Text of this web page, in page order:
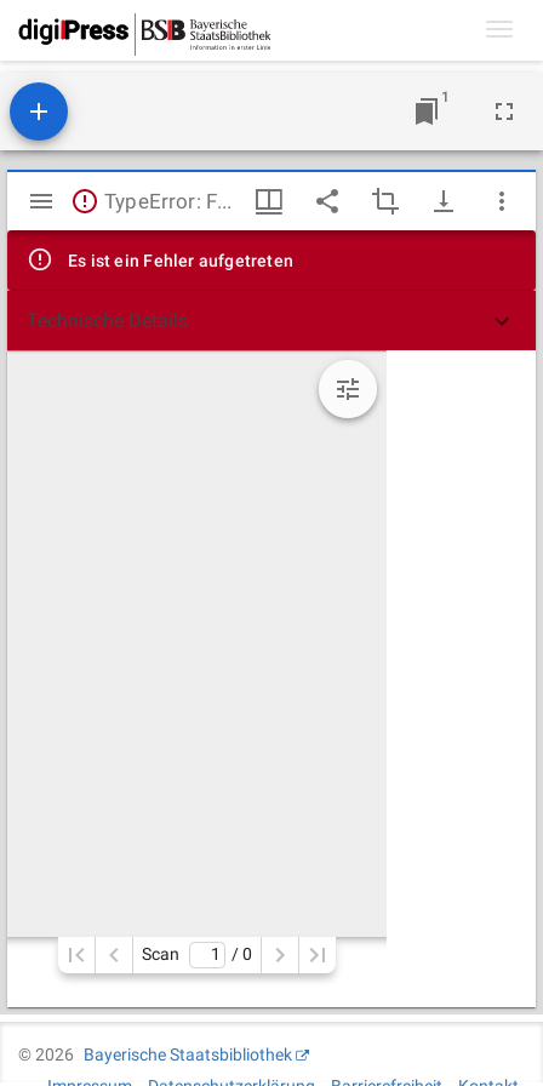
1
Mirador
Viewer
TypeError: Failed to fetch
Es ist ein Fehler aufgetreten
Technische Details
Scan / 0
©2026
Bayerische Staatsbibliothek